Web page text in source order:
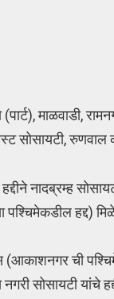
माळवाडी,
सोसायटी, रुणवाल
नादब्रम्ह
हद्द)
(आकाशनगर ची
सोसायटी यांचे